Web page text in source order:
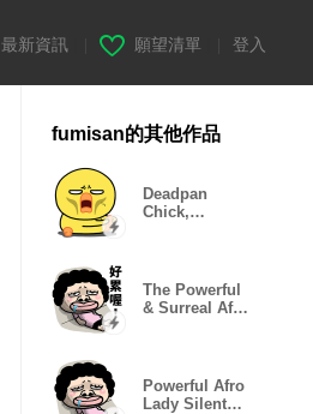
最新資訊 願望清單 登入
fumisan的其他作品
Deadpan
Chick,
The Powerful
& Surreal Afro
Powerful Afro
Lady Silent